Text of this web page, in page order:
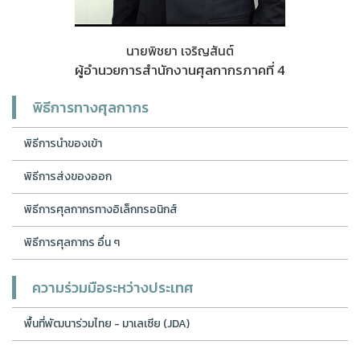
นายพิชยา เจริญสันต์
ผู้อำนวยการสำนักงานศุลกากรภาคที่ 4
พิธีการทางศุลกากร
พิธีการนำของเข้า
พิธีการส่งของออก
พิธีการศุลกากรทางอิเล็กทรอนิกส์
พิธีการศุลกากร อื่น ๆ
ความร่วมมือระหว่างประเทศ
พื้นที่พัฒนาร่วมไทย - มาเลเซีย (JDA)